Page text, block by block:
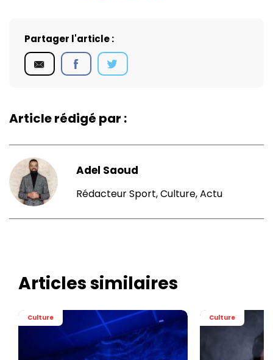
Partager l'article :
Article rédigé par :
Adel Saoud
Rédacteur Sport, Culture, Actu
Articles similaires
Culture Culture